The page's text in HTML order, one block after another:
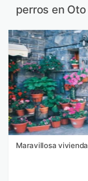
perros en Oto
Maravillosa vivienda